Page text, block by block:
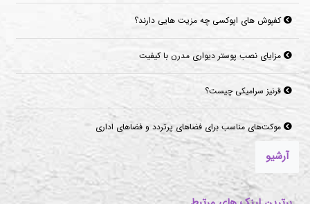
کفپوش های اپوکسی چه مزیت هایی دارند؟
مزایای نصب پوستر دیواری مدرن با کیفیت
قرنیز سرامیکی چیست؟
موکت‌های مناسب برای فضاهای پرتردد و فضاهای اداری
آرشیو